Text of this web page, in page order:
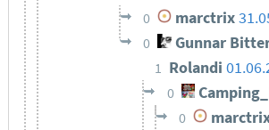
0 marctrix
0 Gunnar
1 Rolandi
0
0